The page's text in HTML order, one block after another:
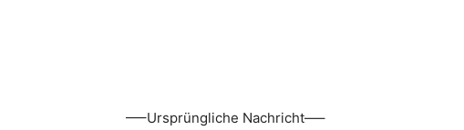
—–Ursprüngliche Nachricht—–